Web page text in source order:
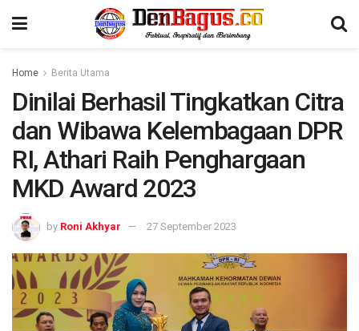
Home Berita Utama
Dinilai Berhasil Tingkatkan Citra
dan Wibawa Kelembagaan DPR
RI, Athari Raih Penghargaan
MKD Award 2023
by Roni Akhyar 27 September 2023